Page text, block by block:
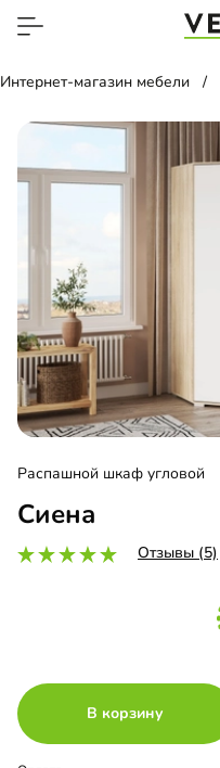
Интернет-магазин мебели
Распашной шкаф угловой
Сиена
Отзывы (5)
В корзину